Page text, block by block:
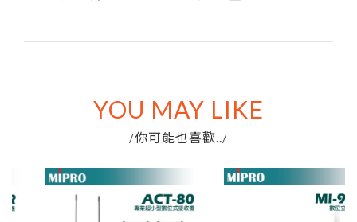
YOU MAY LIKE
/你可能也喜歡../